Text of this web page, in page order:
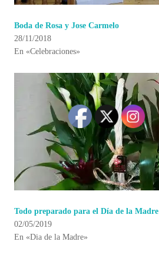
Boda de Rosa y Jose Carmelo
28/11/2018
En «Celebraciones»
Todo preparado para el Día de la Madre
02/05/2019
En «Dia de la Madre»